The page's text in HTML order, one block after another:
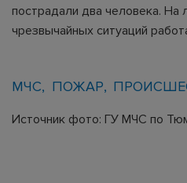
пострадали два человека. На
чрезвычайных ситуаций
МЧС
ПОЖАР
Источник фото: ГУ МЧС по